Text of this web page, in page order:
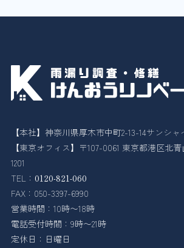
【本社】神奈川県厚木市中町2-13-14サンシャ
【東京オフィス】〒107-0061 東京都港区北
1201
TEL： 0120-821-060
FAX：050-3397-6990
営業時間：10時〜18時
電話受付時間：9時〜21時
定休日：日曜日